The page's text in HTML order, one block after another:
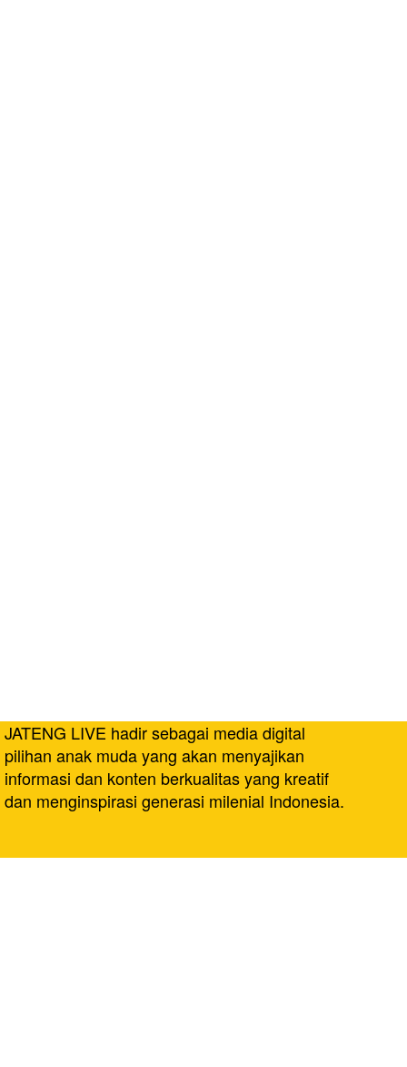
JATENG LIVE hadir sebagai media digital
pilihan anak muda yang akan menyajikan
informasi dan konten berkualitas yang kreatif
dan menginspirasi generasi milenial Indonesia.